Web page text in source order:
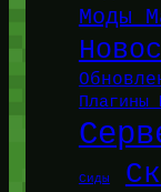
Моды
Плагины
Сиды